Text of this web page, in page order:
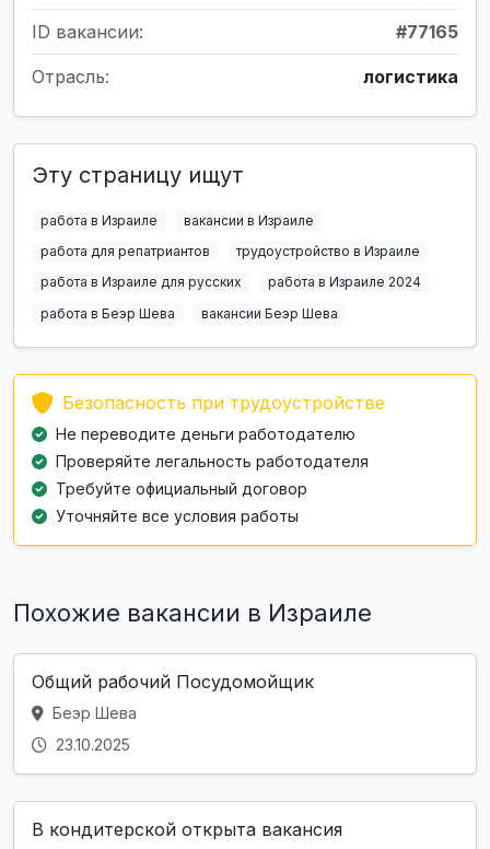
ID вакансии: #77165
Отрасль: логистика
Эту страницу ищут
работа в Израиле
вакансии в Израиле
работа для репатриантов
трудоустройство в Израиле
работа в Израиле для русских
работа в Израиле 2024
работа в Беэр Шева
вакансии Беэр Шева
Безопасность при трудоустройстве
Не переводите деньги работодателю
Проверяйте легальность работодателя
Требуйте официальный договор
Уточняйте все условия работы
Похожие вакансии в Израиле
Общий рабочий Посудомойщик
Беэр Шева
23.10.2025
В кондитерской открыта вакансия